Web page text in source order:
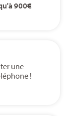
900€
une
!